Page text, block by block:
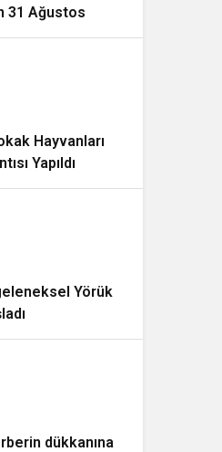
31 Ağustos
Hayvanları
Yapıldı
Yörük
dükkanına